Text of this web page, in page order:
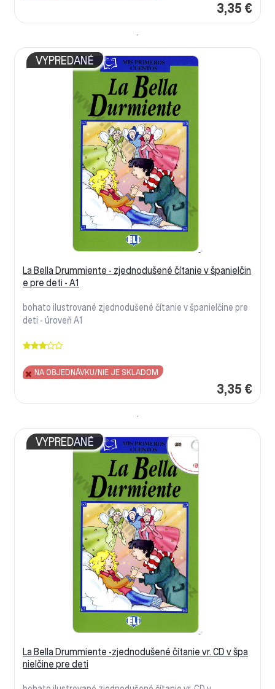
3,35 €
La Bella Drummiente - zjednodušené čítanie v španielčin
e pre deti - A1
bohato ilustrované zjednodušené čítanie v španielčine pre
deti - úroveň A1
3,35 €
NA OBJEDNÁVKU/NIE JE SKLADOM
VYPREDANÉ
La Bella Drummiente -zjednodušené čítanie vr. CD v špa
nielčine pre deti
VYPREDANÉ